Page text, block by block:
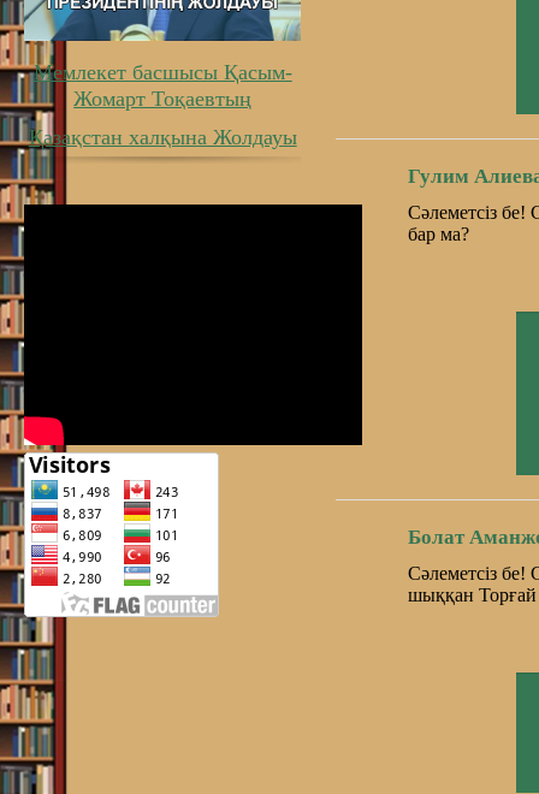
Мемлекет басшысы Қасым-
Жомарт Тоқаевтың
Қазақстан халқына Жолдауы
Гулим
Сәлеметсіз бе!
бар ма?
Болат
Сәлеметсіз бе!
шыққан Торғай